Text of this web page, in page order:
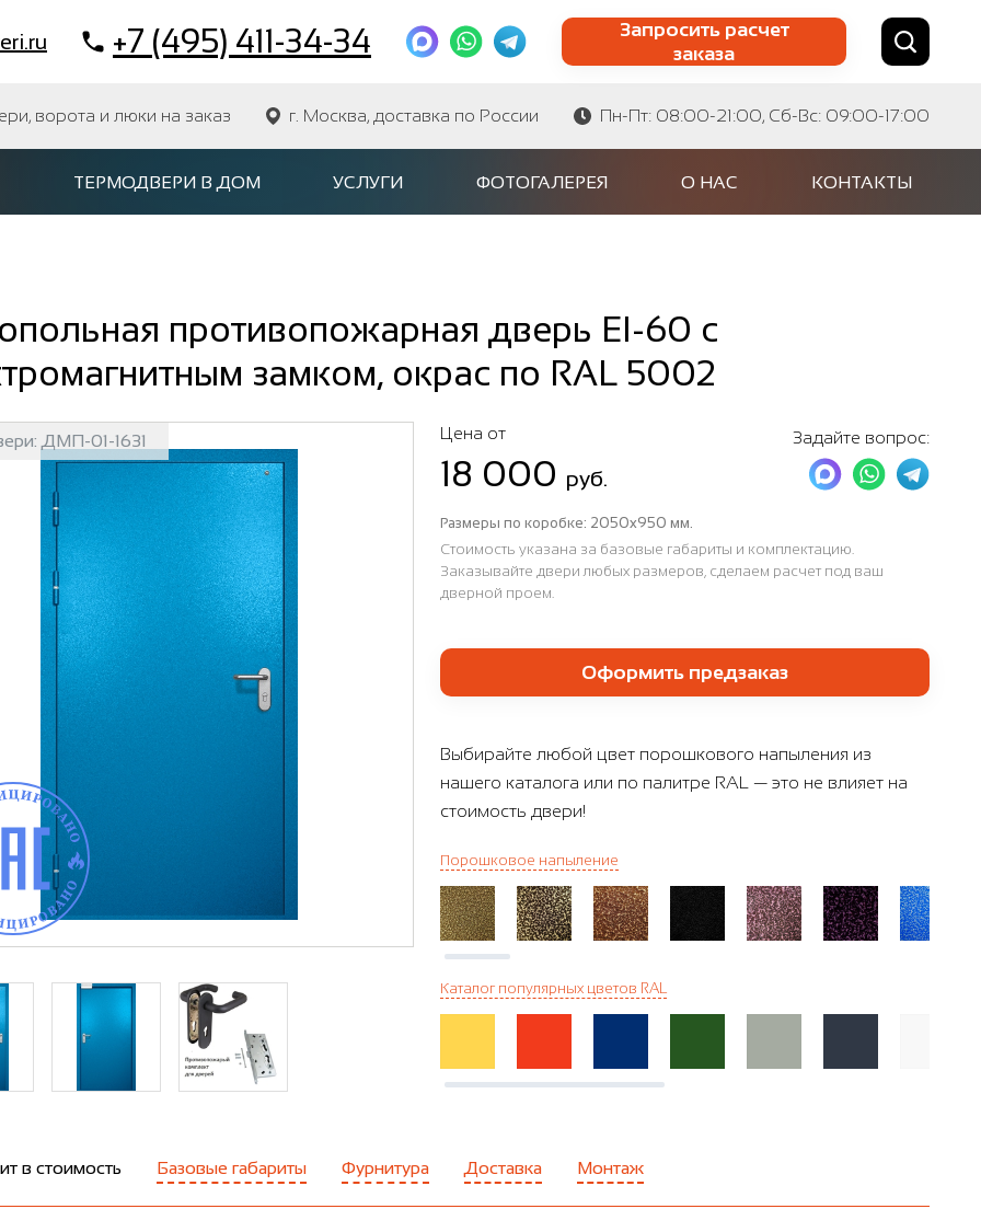
+7 (495) 411-34-34
Запросить расчет
заказа
Найти по сайту Найти по артикулу
ворота и люки на заказ г. Москва, доставка по России Пн-Пт: 08:00-21:00, Сб-Вс: 09:00-17:00
ТЕРМОДВЕРИ В ДОМ УСЛУГИ ФОТОГАЛЕРЕЯ О НАС КОНТАКТЫ
противопожарная дверь EI-60 с
замком, окрас по RAL 5002
ДМП-01-1631 Цена от
18 000 руб.
Задайте вопрос:
Размеры по коробке: 2050x950 мм.
Стоимость указана за базовые габариты и комплектацию.
Заказывайте двери любых размеров, сделаем расчет под ваш
дверной проем.
Оформить предзаказ
Выбирайте любой цвет порошкового напыления из
нашего каталога или по палитре RAL — это не влияет на
стоимость двери!
Порошковое напыление
Каталог популярных цветов RAL
в стоимость Базовые габариты Фурнитура Доставка Монтаж